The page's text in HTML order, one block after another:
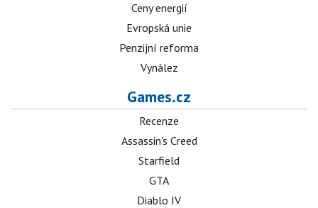
Ceny energií
Evropská unie
Penzijní reforma
Vynález
Games.cz
Recenze
Assassin's Creed
Starfield
GTA
Diablo IV